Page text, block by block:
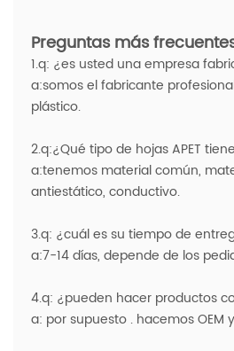
Preguntas más
1.q: ¿es usted una empresa
a:somos el fabricante
plástico.
2.q:¿Qué tipo de hojas APET
a:tenemos material común,
antiestático, conductivo.
3.q: ¿cuál es su tiempo de
a:7-14 días, depende de los
4.q: ¿pueden hacer productos
a: por supuesto . hacemos OEM